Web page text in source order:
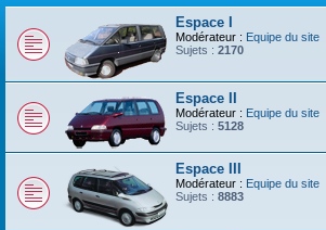
Espace I
Modérateur : Equipe du site
Sujets : 2170
Espace II
Modérateur : Equipe du site
Sujets : 5128
Espace III
Modérateur : Equipe du site
Sujets : 8883